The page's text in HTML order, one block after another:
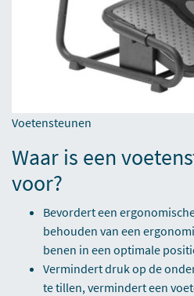
Voetensteunen
Waar is een
voor?
Bevordert een
behouden van een
benen in een optimale
Vermindert druk op de
te tillen, vermindert een